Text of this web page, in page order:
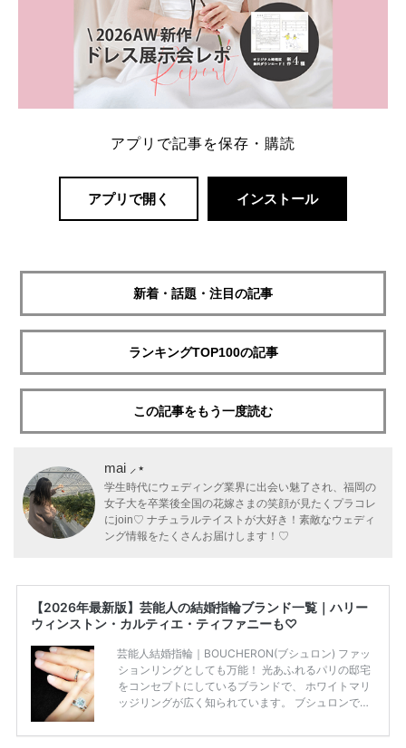
アプリで記事を保存・購読
アプリで開く インストール
新着・話題・注目の記事
ランキングTOP100の記事
この記事をもう一度読む
mai ⸝⋆
学生時代にウェディング業界に出会い魅了され、福岡の
女子大を卒業後全国の花嫁さまの笑顔が見たくプラコレ
にjoin♡ ナチュラルテイストが大好き！素敵なウェディ
ング情報をたくさんお届けします！♡
【2026年最新版】芸能人の結婚指輪ブランド一覧｜ハリー
ウィンストン・カルティエ・ティファニーも♡
芸能人結婚指輪｜BOUCHERON(ブシュロン) ファッ
ションリングとしても万能！ 光あふれるパリの邸宅
をコンセプトにしているブランドで、 ホワイトマリ
ッジリングが広く知られています。 ブシュロンで特
ング」は、 小栗さんと山田さんが結婚指輪に選ばれ